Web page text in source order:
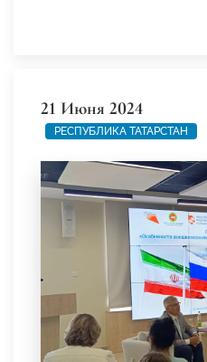
21 Июня 2024
РЕСПУБЛИКА ТАТАРСТАН